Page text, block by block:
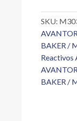
4
cantidad
SKU:
BAKER /
Reactivos
BAKER /